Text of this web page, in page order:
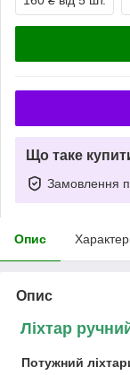
Що таке
Замовлення
Опис
Опис
Ліхтар
Потужний